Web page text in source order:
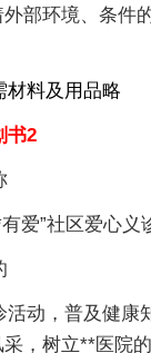
环境、条件
料及用品略
书2
”社区爱心义
动，普及健康
，树立**医院